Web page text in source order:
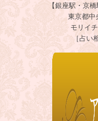
【銀座駅・京
東京都中
モリイ
［占い